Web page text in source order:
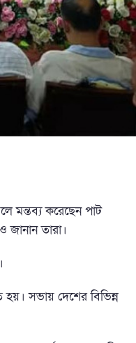
মন্তব্য করেছেন পাট
জানান তারা।
সভায় দেশের বিভিন্ন